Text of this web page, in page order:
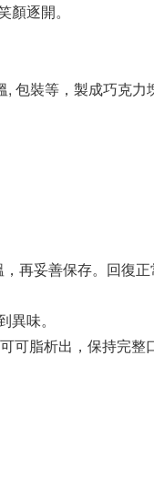
逐開。
裝等，製成巧克
再妥善保存。回復
味。
可脂析出，保持完整